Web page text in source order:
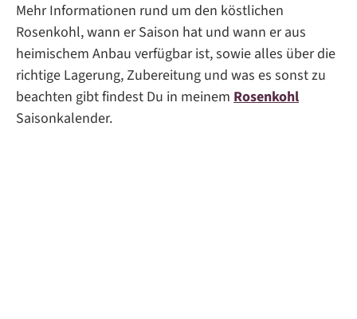
Mehr Informationen rund um den köstlichen
Rosenkohl, wann er Saison hat und wann er aus
heimischem Anbau verfügbar ist, sowie alles über die
richtige Lagerung, Zubereitung und was es sonst zu
beachten gibt findest Du in meinem Rosenkohl
Saisonkalender.